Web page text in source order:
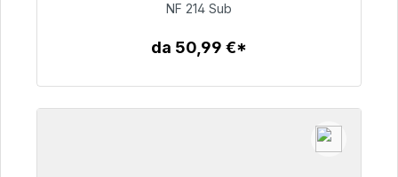
94,00 €
NF 214 Sub
da 50,99 €*